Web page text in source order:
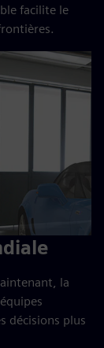
facilite le
la
décisions plus